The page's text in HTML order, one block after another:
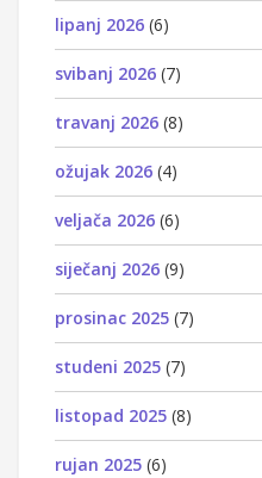
lipanj 2026 (6)
svibanj 2026 (7)
travanj 2026 (8)
ožujak 2026 (4)
veljača 2026 (6)
siječanj 2026 (9)
prosinac 2025 (7)
studeni 2025 (7)
listopad 2025 (8)
rujan 2025 (6)